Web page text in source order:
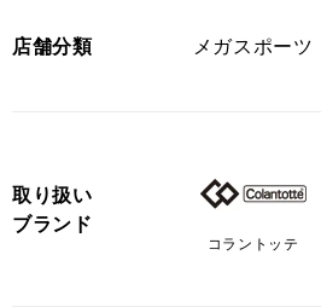
店舗分類 メガスポーツ
取り扱い
ブランド
コラントッテ